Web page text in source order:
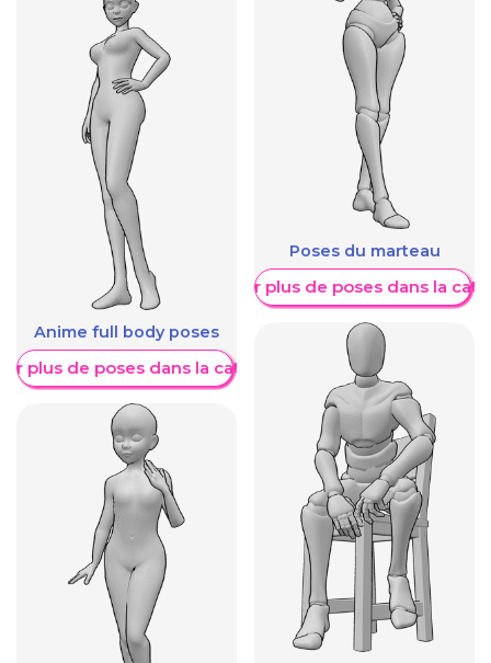
Anime full body poses
plus de poses dans la catégorie
Poses du marteau
Afficher plus de poses dans la